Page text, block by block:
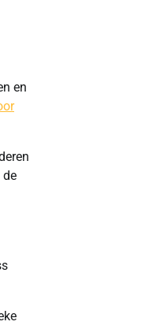
en
de